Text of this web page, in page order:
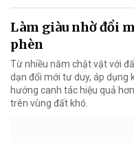
Làm giàu nhờ đổi
phèn
Từ nhiều năm chật vật với
dạn đổi mới tư duy, áp dụng
hướng canh tác hiệu quả
trên vùng đất khó.